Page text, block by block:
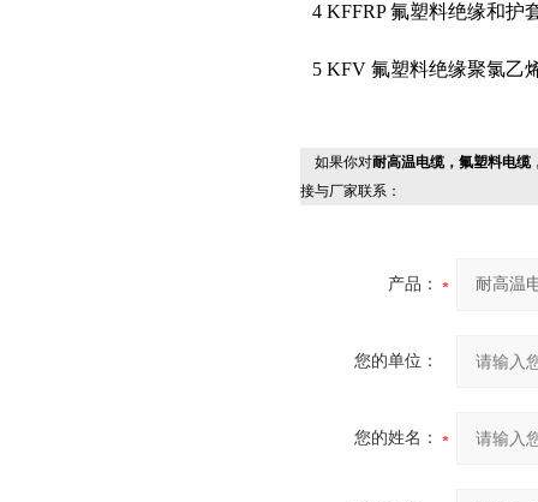
4 KFFRP 氟塑料绝缘和护
5 KFV 氟塑料绝缘聚氯乙
如果你对耐高温电缆，氟塑料电缆
接与厂家联系：
产品：
您的单位：
您的姓名：